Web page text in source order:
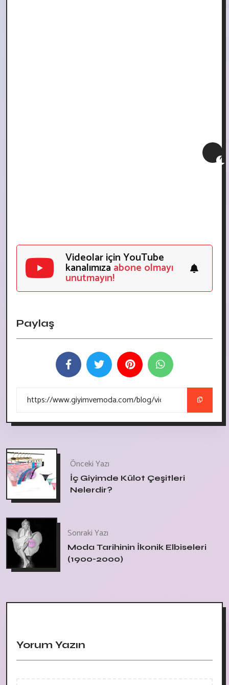
Videolar için YouTube
kanalımızaabone olmayı
unutmayın!
Paylaş
Önceki Yazı
İç Giyimde Külot Çeşitleri
Nelerdir?
Sonraki Yazı
Moda Tarihinin İkonik Elbiseleri
(1900-2000)
Yorum Yazın